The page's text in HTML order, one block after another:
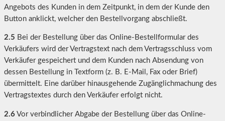
Angebots des Kunden in dem Zeitpunkt, in dem der Kunde den
Button anklickt, welcher den Bestellvorgang abschließt.
2.5 Bei der Bestellung über das Online-Bestellformular des
Verkäufers wird der Vertragstext nach dem Vertragsschluss vom
Verkäufer gespeichert und dem Kunden nach Absendung von
dessen Bestellung in Textform (z. B. E-Mail, Fax oder Brief)
übermittelt. Eine darüber hinausgehende Zugänglichmachung des
Vertragstextes durch den Verkäufer erfolgt nicht.
2.6 Vor verbindlicher Abgabe der Bestellung über das Online-